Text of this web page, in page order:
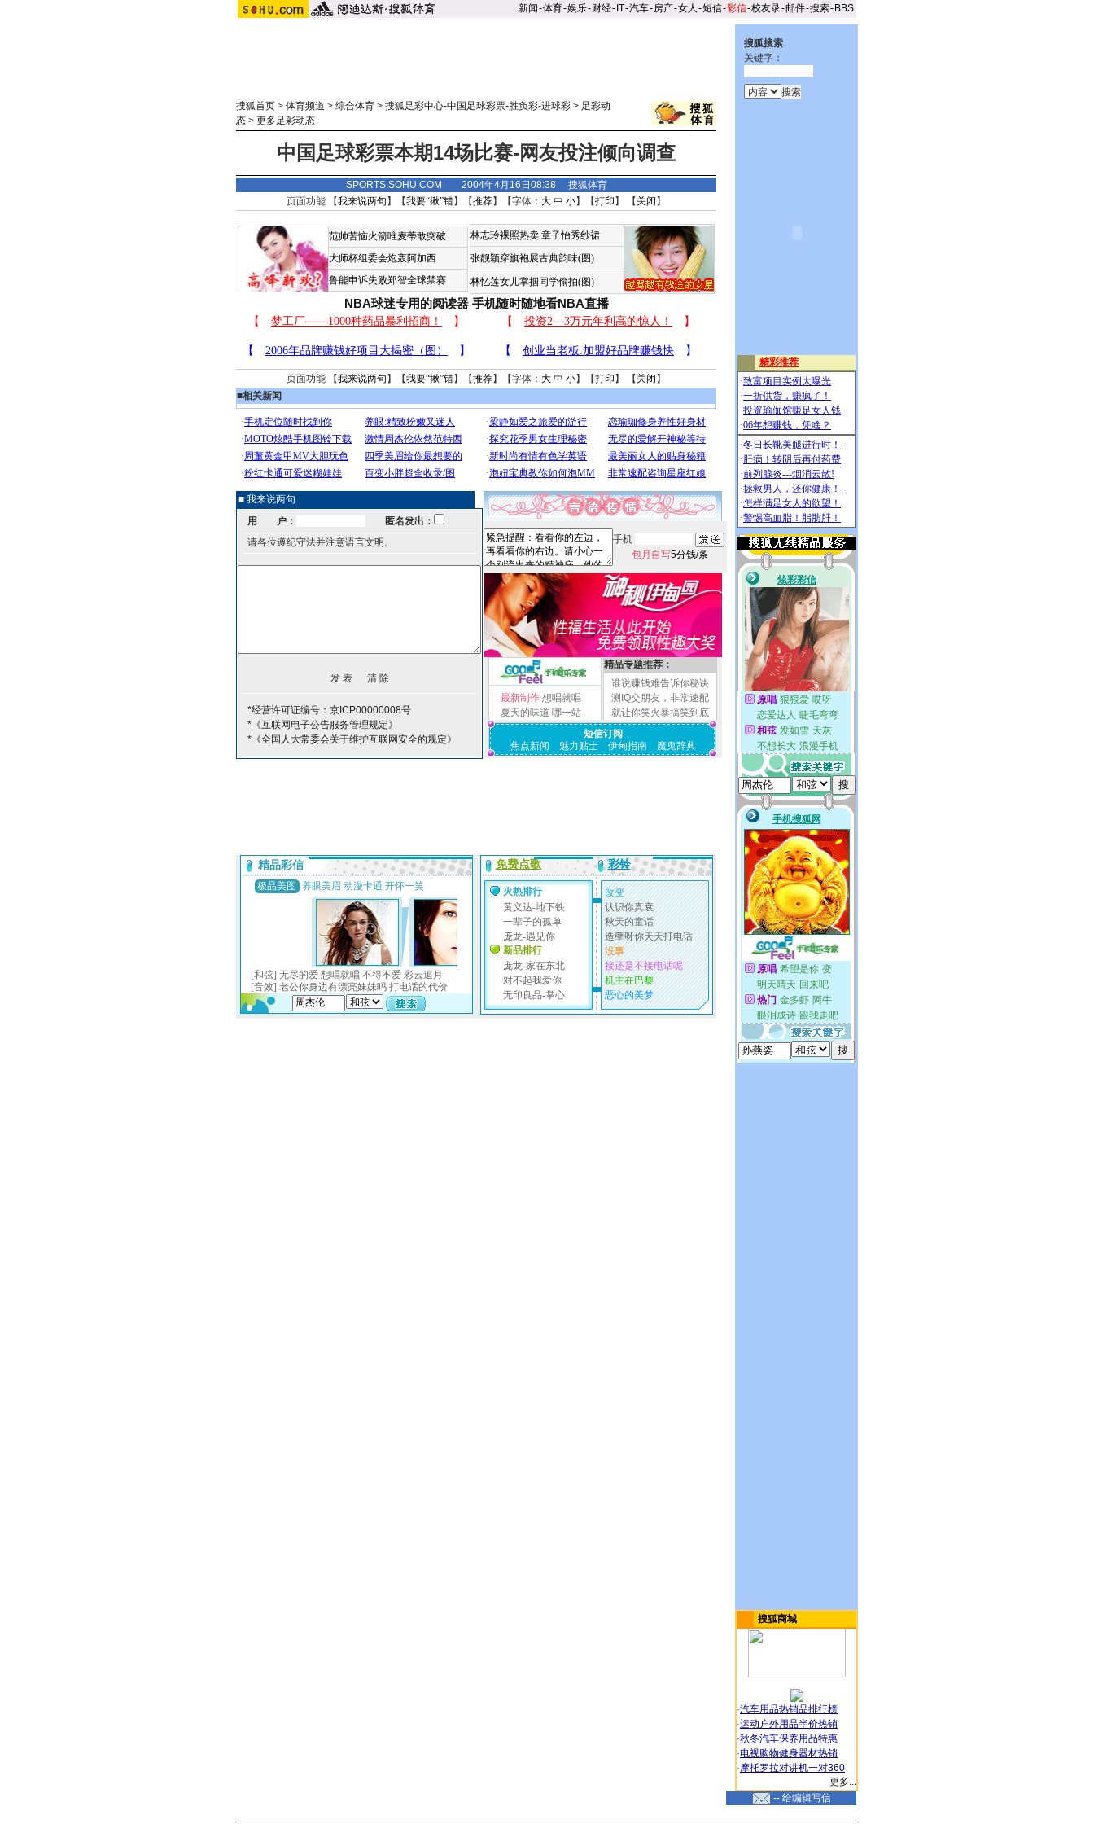
新闻-体育-娱乐-财经- IT-汽车-房产-女人 -短信-彩信-校友录-邮件-搜索- BBS
搜狐首页 > 体育频道 > 综合体育 > 搜狐足彩中心-中国足球彩票-胜负彩-进球彩 > 足彩动
态 > 更多足彩动态
中国足球彩票本期14场比赛-网友投注倾向调查
SPORTS.SOHU.COM 2004年4月16日08:38 搜狐体育
页面功能 【我来说两句 】【我要“揪”错】【推荐】【字体： 大 中 小】【打印 】 【 关闭 】
范帅苦恼火箭唯麦蒂敢突破
大师杯组委会炮轰阿加西
鲁能申诉失败郑智全球禁赛
林志玲裸照热卖 章子怡秀纱裙
张靓颖穿旗袍展古典韵味(图)
林忆莲女儿掌掴同学偷拍(图)
NBA球迷专用的阅读器 手机随时随地看NBA直播
页面功能 【我来说两句 】【我要“揪”错】【推荐】【字体： 大 中 小】【打印 】 【 关闭 】
■相关新闻
■ 我来说两句
用 户：
匿名发出：
请各位遵纪守法并注意语言文明。
*经营许可证编号：京ICP00000008号
*《互联网电子公告服务管理规定》
*《全国人大常委会关于维护互联网安全的规定》
手机
包月自写5分钱/条
最新制作 想唱就唱
夏天的味道 哪一站
精品专题推荐：
谁说赚钱难告诉你秘诀
测IQ交朋友，非常速配
就让你笑火暴搞笑到底
短信订阅
焦点新闻
魅力贴士 伊甸指南 魔鬼辞典
搜狐搜索
关键字：
搜狐商城
·汽车用品热销品排行榜
·运动户外用品半价热销
·秋冬汽车保养用品特惠
·电视购物健身器材热销
·摩托罗拉对讲机一对360
更多...
-- 给编辑写信